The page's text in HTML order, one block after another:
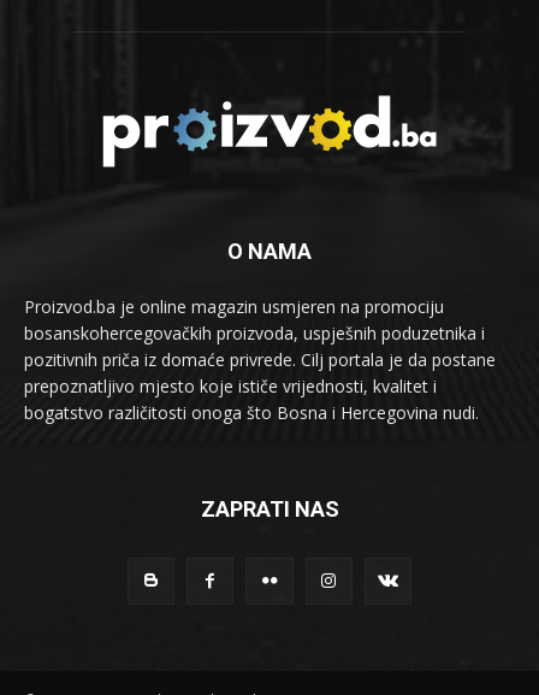
O NAMA
Proizvod.ba je online magazin usmjeren na promociju
bosanskohercegovačkih proizvoda, uspješnih poduzetnika i
pozitivnih priča iz domaće privrede. Cilj portala je da postane
prepoznatljivo mjesto koje ističe vrijednosti, kvalitet i
bogatstvo različitosti onoga što Bosna i Hercegovina nudi.
ZAPRATI NAS